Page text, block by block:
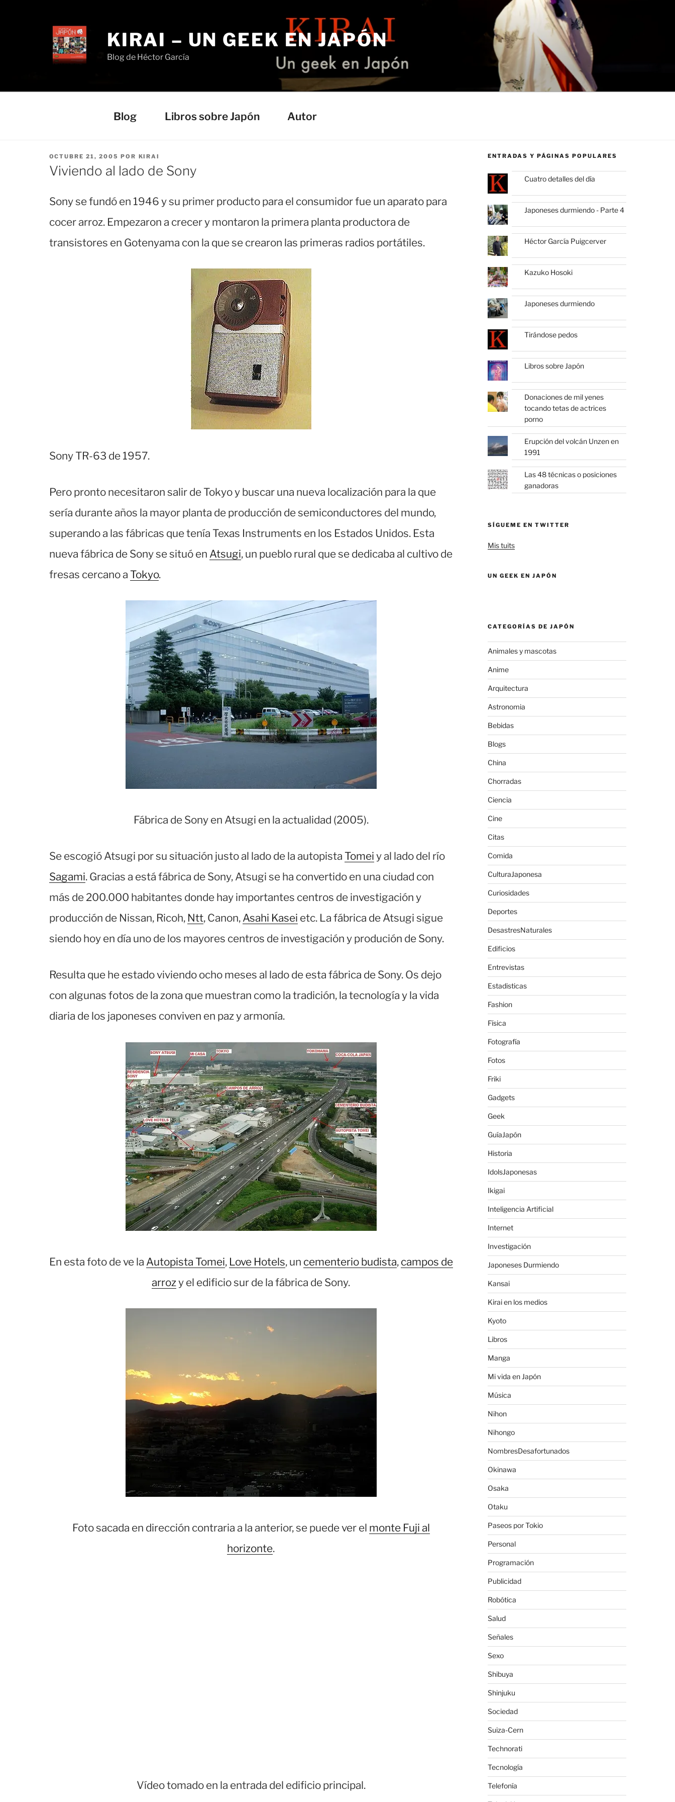
KIRAI – UN GEEK EN JAPÓN
Blog de Héctor García
Blog Libros sobre Japón Autor
PUBLICADO
EL
OCTUBRE 21, 2005 POR KIRAI
Viviendo al lado de Sony
Sony se fundó en 1946 y su primer producto para el consumidor fue un aparato para
cocer arroz. Empezaron a crecer y montaron la primera planta productora de
transistores en Gotenyama con la que se crearon las primeras radios portátiles.
Sony TR-63 de 1957.
Pero pronto necesitaron salir de Tokyo y buscar una nueva localización para la que
sería durante años la mayor planta de producción de semiconductores del mundo,
superando a las fábricas que tenía Texas Instruments en los Estados Unidos. Esta
nueva fábrica de Sony se situó en Atsugi, un pueblo rural que se dedicaba al cultivo de
fresas cercano a Tokyo.
Fábrica de Sony en Atsugi en la actualidad (2005).
Se escogió Atsugi por su situación justo al lado de la autopista Tomei y al lado del río
Sagami. Gracias a está fábrica de Sony, Atsugi se ha convertido en una ciudad con
más de 200.000 habitantes donde hay importantes centros de investigación y
producción de Nissan, Ricoh, Ntt, Canon, Asahi Kasei etc. La fábrica de Atsugi sigue
siendo hoy en día uno de los mayores centros de investigación y produción de Sony.
Resulta que he estado viviendo ocho meses al lado de esta fábrica de Sony. Os dejo
con algunas fotos de la zona que muestran como la tradición, la tecnología y la vida
diaria de los japoneses conviven en paz y armonía.
En esta foto de ve la Autopista Tomei, Love Hotels, un cementerio budista, campos de
arrozy el edificio sur de la fábrica de Sony.
Foto sacada en dirección contraria a la anterior, se puede ver el monte Fuji al
horizonte.
Vídeo tomado en la entrada del edificio principal.
ENTRADAS Y PÁGINAS POPULARES
Cuatro detalles del día
Japoneses durmiendo - Parte 4
Héctor García Puigcerver
Kazuko Hosoki
Japoneses durmiendo
Tirándose pedos
Libros sobre Japón
Donaciones de mil yenes
tocando tetas de actrices
porno
Erupción del volcán Unzen en
1991
Las 48 técnicas o posiciones
ganadoras
SÍGUEME EN TWITTER
Mis tuits
UN GEEK EN JAPÓN
CATEGORÍAS DE JAPÓN
Animales y mascotas
Anime
Arquitectura
Astronomia
Bebidas
Blogs
China
Chorradas
Ciencia
Cine
Citas
Comida
CulturaJaponesa
Curiosidades
Deportes
DesastresNaturales
Edificios
Entrevistas
Estadisticas
Fashion
Física
Fotografía
Fotos
Friki
Gadgets
Geek
GuíaJapón
Historia
IdolsJaponesas
Ikigai
Inteligencia Artificial
Internet
Investigación
Japoneses Durmiendo
Kansai
Kirai en los medios
Kyoto
Libros
Manga
Mi vida en Japón
Música
Nihon
Nihongo
NombresDesafortunados
Okinawa
Osaka
Otaku
Paseos por Tokio
Personal
Programación
Publicidad
Robótica
Salud
Señales
Sexo
Shibuya
Shinjuku
Sociedad
Suiza-Cern
Technorati
Tecnología
Telefonía